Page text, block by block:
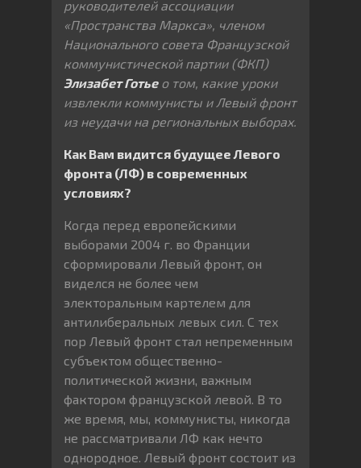
руководителей ассоциации
«Пространства Маркса», членом
Национального совета Французской
коммунистической партии (ФКП)
Элизабет Готьео том, какие уроки
извлекли коммунисты и Левый фронт
из неудачи на региональных выборах.
Как Вам видится будущее Левого
фронта (ЛФ) в современных
условиях?
Когда перед европейскими
выборами 2004 г. во Франции
сформировали Левый фронт, он
виделся не более чем
электоральным картелем для
антилиберальных левых сил. С тех
пор Левый фронт стал непременным
субъектом общественно-
политической жизни, важным
фактором французской левой. В то
же время, мы, коммунисты, никогда
не рассматривали ЛФ как нечто
однородное. Левый фронт состоит из